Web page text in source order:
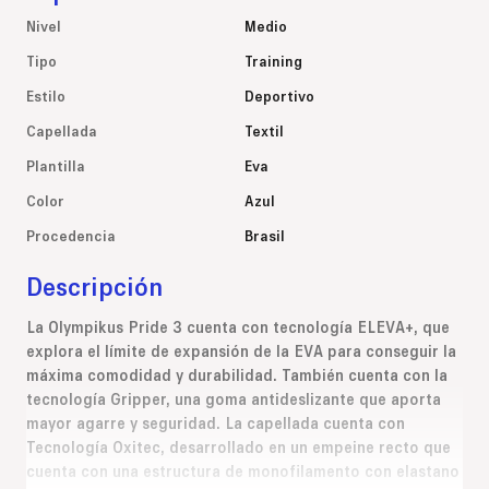
Nivel
Medio
Tipo
Training
Estilo
Deportivo
Capellada
Textil
Plantilla
Eva
Color
Azul
Procedencia
Brasil
Descripción
La Olympikus Pride 3 cuenta con tecnología ELEVA+, que
explora el límite de expansión de la EVA para conseguir la
máxima comodidad y durabilidad. También cuenta con la
tecnología Gripper, una goma antideslizante que aporta
mayor agarre y seguridad. La capellada cuenta con
Tecnología Oxitec, desarrollado en un empeine recto que
cuenta con una estructura de monofilamento con elastano